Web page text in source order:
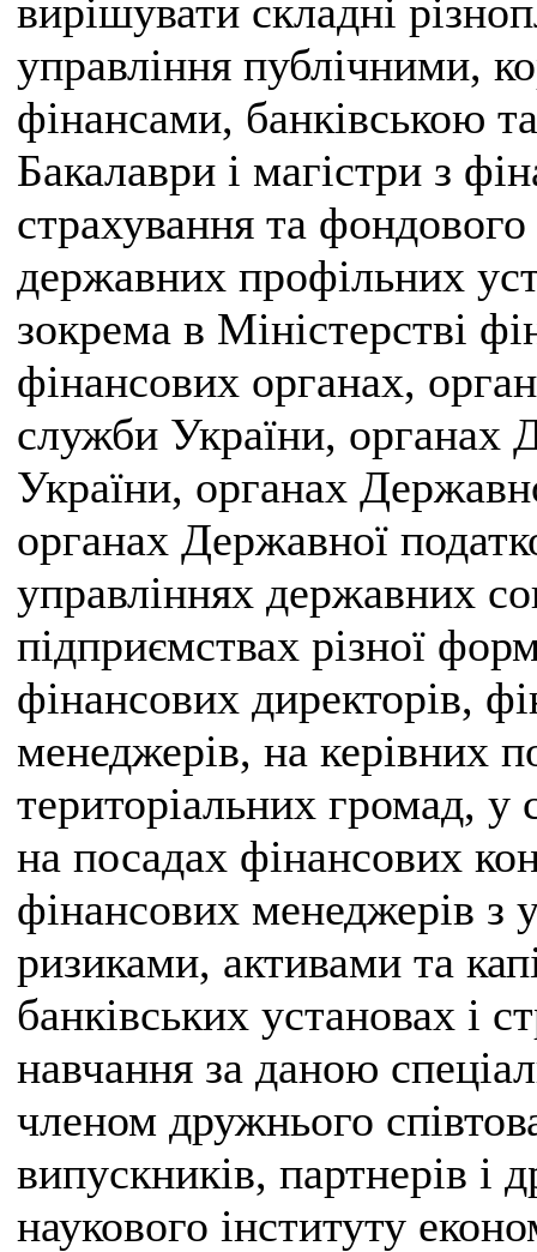
вирішувати складні
управління публічними,
фінансами, банківською
Бакалаври і магістри з
страхування та
державних профільних
зокрема в Міністерстві
фінансових органах,
служби України, органах
України, органах
органах Державної
управліннях державних
підприємствах різної
фінансових директорів,
менеджерів, на керівних
територіальних громад, у
на посадах фінансових
фінансових менеджерів з
ризиками, активами та
банківських установах і
навчання за даною
членом дружнього
випускників, партнерів і
наукового інституту